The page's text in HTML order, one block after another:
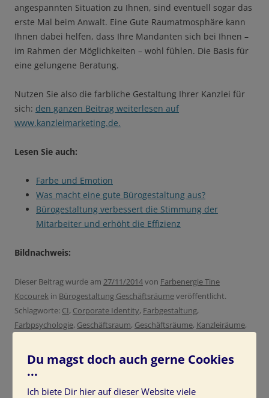
angespannten Situation zu Ihnen, sind eventuell sogar das
erste Mal beim Anwalt. Eine Gute Raumatmosphäre kann
Ihnen dabei helfen, dass Ihre Mandanten sich bei Ihnen –
im Rahmen der Möglichkeiten – wohl fühlen. Die Basis für
eine gelungene Beratung.
Nutzen Sie also die farbliche Gestaltung Ihrer Kanzlei für
sich: den ganzen Beitrag weiterlesen auf
www.kanzleimarketing.de.
Lesen Sie auch:
Farbe und Emotion
Was macht eine gute Bürogestaltung aus?
Bürogestaltung verbessert die Stimmung der
Mitarbeiter und erhöht die Effizienz
Bildnachweis:
Dieser Beitrag wurde am 27/11/2014von Farbenergie Tine
Kocourek in Bürogestaltung Geschäftsräumeveröffentlicht.
Schlagworte: CI, Corporate Identity, Farbgestaltung,
Farbpsychologie, Geschäftsraum, Geschäftsräume, Kanzleiräume,
Du magst doch auch gerne Cookies
...
Ich biete Dir hier auf dieser Website viele